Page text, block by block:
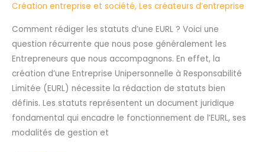
Création entreprise et société, Les créateurs d’entreprise
Comment rédiger les statuts d’une EURL ? Voici une
question récurrente que nous pose généralement les
Entrepreneurs que nous accompagnons. En effet, la
création d’une Entreprise Unipersonnelle à Responsabilité
Limitée (EURL) nécessite la rédaction de statuts bien
définis. Les statuts représentent un document juridique
fondamental qui encadre le fonctionnement de l’EURL, ses
modalités de gestion et